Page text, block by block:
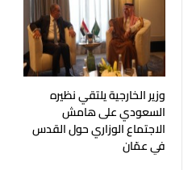
وزير الخارجية يلتقي نظيره
السعودي على هامش
الاجتماع الوزاري حول القدس
في عمّان